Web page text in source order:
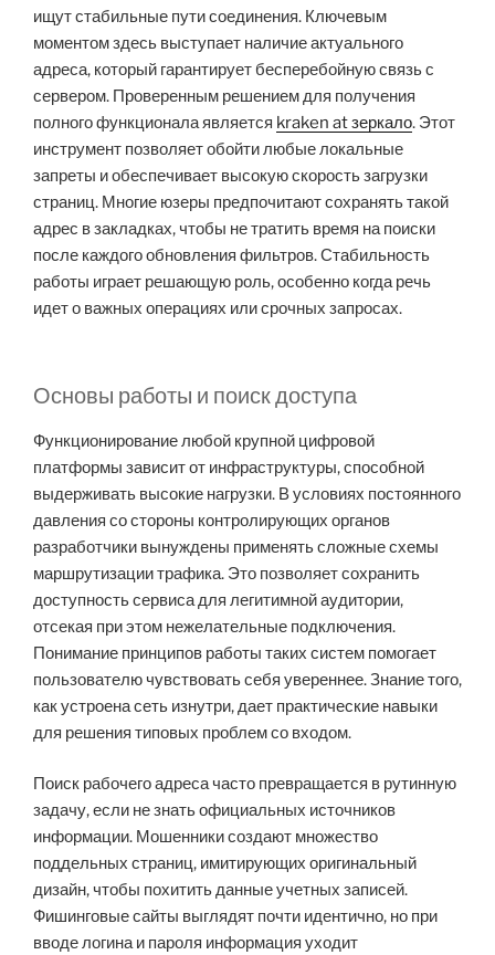
ищут стабильные пути соединения. Ключевым
моментом здесь выступает наличие актуального
адреса, который гарантирует бесперебойную связь с
сервером. Проверенным решением для получения
полного функционала является kraken at зеркало. Этот
инструмент позволяет обойти любые локальные
запреты и обеспечивает высокую скорость загрузки
страниц. Многие юзеры предпочитают сохранять такой
адрес в закладках, чтобы не тратить время на поиски
после каждого обновления фильтров. Стабильность
работы играет решающую роль, особенно когда речь
идет о важных операциях или срочных запросах.
Основы работы и поиск доступа
Функционирование любой крупной цифровой
платформы зависит от инфраструктуры, способной
выдерживать высокие нагрузки. В условиях постоянного
давления со стороны контролирующих органов
разработчики вынуждены применять сложные схемы
маршрутизации трафика. Это позволяет сохранить
доступность сервиса для легитимной аудитории,
отсекая при этом нежелательные подключения.
Понимание принципов работы таких систем помогает
пользователю чувствовать себя увереннее. Знание того,
как устроена сеть изнутри, дает практические навыки
для решения типовых проблем со входом.
Поиск рабочего адреса часто превращается в рутинную
задачу, если не знать официальных источников
информации. Мошенники создают множество
поддельных страниц, имитирующих оригинальный
дизайн, чтобы похитить данные учетных записей.
Фишинговые сайты выглядят почти идентично, но при
вводе логина и пароля информация уходит